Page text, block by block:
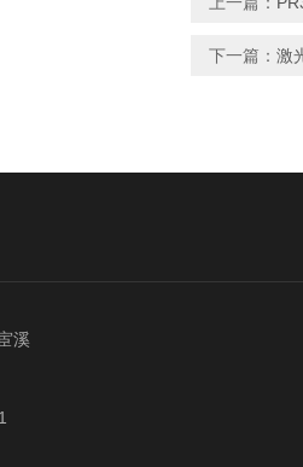
下一篇： 激
溪